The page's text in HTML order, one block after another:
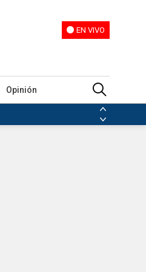
EN VIVO
Opinión